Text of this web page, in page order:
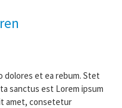
dolores et ea rebum. Stet
sanctus est Lorem ipsum
amet, consetetur